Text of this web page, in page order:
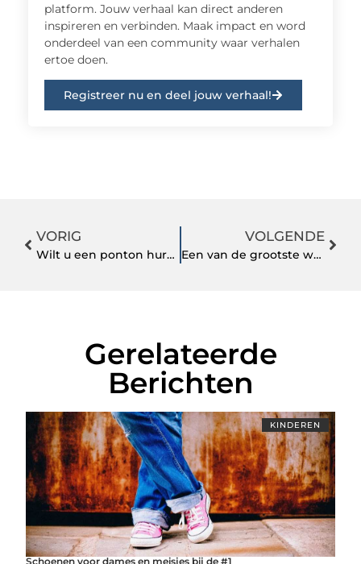
platform. Jouw verhaal kan direct anderen
inspireren en verbinden. Maak impact en word
onderdeel van een community waar verhalen
ertoe doen.
Registreer nu en deel jouw verhaal!
VORIG
Wilt u een ponton huren? Dan is dit hét verhuurbedrijf voor u!
VOLGENDE
Een van de grootste werving- en selectiebureaus met HRM-vacatures in regio Leiden
Gerelateerde
Berichten
KINDEREN
Schoenen voor dames en meisjes bij de #1